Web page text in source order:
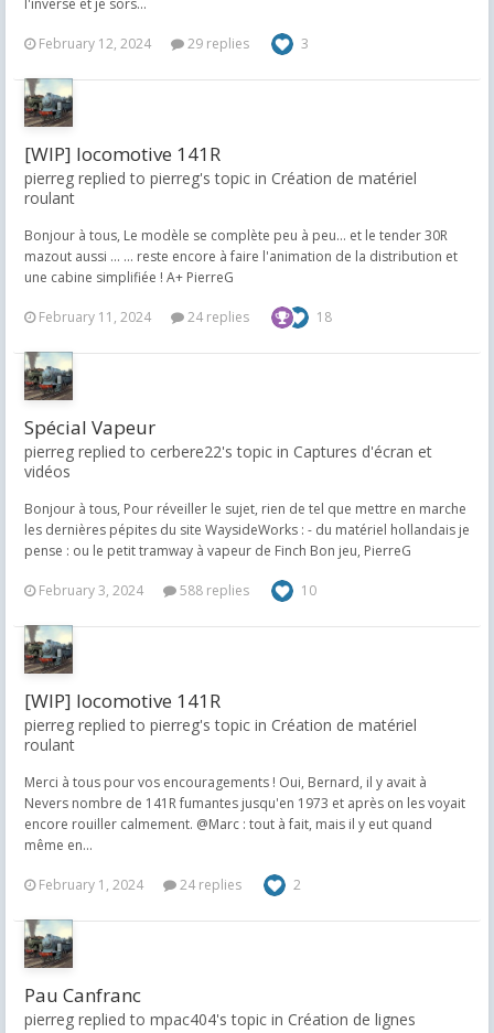
l'inverse et je sors...
February 12, 2024 29 replies 3
[WIP] locomotive 141R
pierreg replied to pierreg's topic in Création de matériel
roulant
Bonjour à tous, Le modèle se complète peu à peu... et le tender 30R
mazout aussi ... ... reste encore à faire l'animation de la distribution et
une cabine simplifiée ! A+ PierreG
February 11, 2024 24 replies 18
Spécial Vapeur
pierreg replied to cerbere22's topic in Captures d'écran et
vidéos
Bonjour à tous, Pour réveiller le sujet, rien de tel que mettre en marche
les dernières pépites du site WaysideWorks : - du matériel hollandais je
pense : ou le petit tramway à vapeur de Finch Bon jeu, PierreG
February 3, 2024 588 replies 10
[WIP] locomotive 141R
pierreg replied to pierreg's topic in Création de matériel
roulant
Merci à tous pour vos encouragements ! Oui, Bernard, il y avait à
Nevers nombre de 141R fumantes jusqu'en 1973 et après on les voyait
encore rouiller calmement. @Marc : tout à fait, mais il y eut quand
même en...
February 1, 2024 24 replies 2
Pau Canfranc
pierreg replied to mpac404's topic in Création de lignes